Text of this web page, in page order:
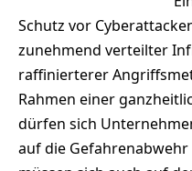
Schutz vor
zunehmend verteilter
raffinierterer
Rahmen einer
dürfen sich
auf die